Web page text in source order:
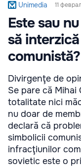
Unimedia 11
Este sau
să
comunistă?
Divirgenţe de
Se pare că Mihai
totalitate nici
nu doar de
declară că
simbolicii
infracţiunilor
sovietic este o